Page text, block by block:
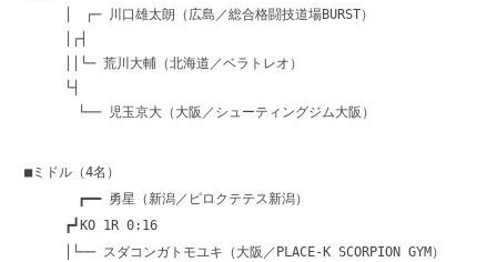
│ ┌─ 川口雄太朗（広島／総合格闘技道場BURST）
│┌┤
││└─ 荒川大輔（北海道／ベラトレオ）
└┤
└── 児玉京大（大阪／シューティングジム大阪）
■ミドル（4名）
┏━━ 勇星（新潟／ピロクテテス新潟）
┏┛KO 1R 0:16
│└── スダコンガトモユキ（大阪／PLACE-K SCORPION GYM）